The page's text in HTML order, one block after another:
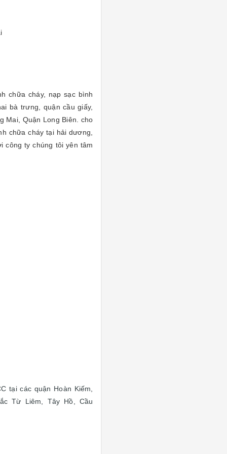
chữa cháy, nạp sạc bình
bà trưng, quận cầu giấy,
Mai, Quận Long Biên. cho
chữa cháy tại hải dương,
công ty chúng tôi yên tâm
tại các quận Hoàn Kiếm,
Từ Liêm, Tây Hồ, Cầu